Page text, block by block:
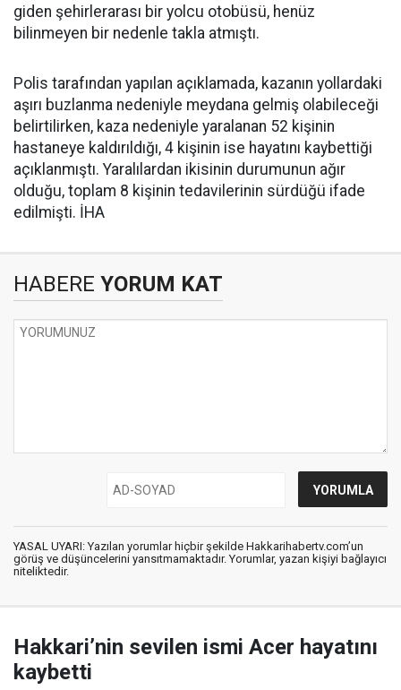
giden şehirlerarası bir yolcu otobüsü, henüz
bilinmeyen bir nedenle takla atmıştı.
Polis tarafından yapılan açıklamada, kazanın yollardaki
aşırı buzlanma nedeniyle meydana gelmiş olabileceği
belirtilirken, kaza nedeniyle yaralanan 52 kişinin
hastaneye kaldırıldığı, 4 kişinin ise hayatını kaybettiği
açıklanmıştı. Yaralılardan ikisinin durumunun ağır
olduğu, toplam 8 kişinin tedavilerinin sürdüğü ifade
edilmişti. İHA
HABERE YORUM KAT
YASAL UYARI: Yazılan yorumlar hiçbir şekilde Hakkarihabertv.com’un
görüş ve düşüncelerini yansıtmamaktadır. Yorumlar, yazan kişiyi bağlayıcı
niteliktedir.
Hakkari’nin sevilen ismi Acer hayatını
kaybetti